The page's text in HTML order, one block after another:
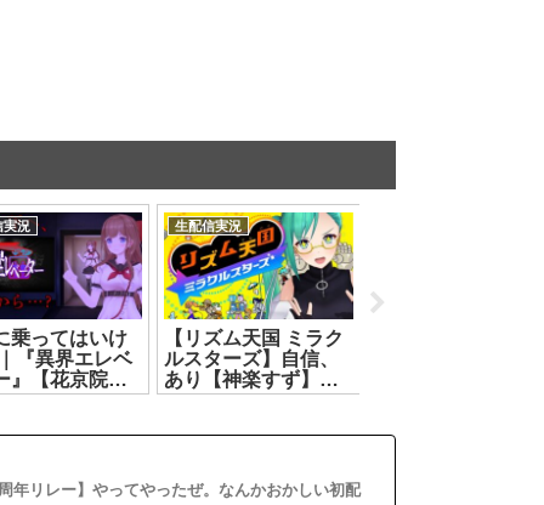
実況
乗ってはいけ
『異界エレベ
』【花京院ち
[2026.07.26]
生配信実況
【リズム天国 ミラク
ルスターズ】自信、
あり【神楽すず】
[2026.07.08]
年リレー】やってやったぜ。なんかおかしい初配